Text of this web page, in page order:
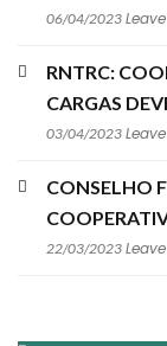
06/04/2023
RNTRC:
CARGAS
03/04/2023
CONSELHO
22/03/2023